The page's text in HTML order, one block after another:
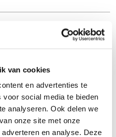
van cookies
en advertenties te
social media te bieden
analyseren. Ook delen we
onze site met onze
en analyse. Deze
vu...